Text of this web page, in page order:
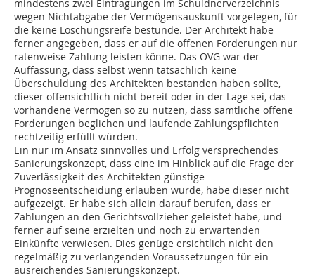
mindestens zwei Eintragungen im Schuldnerverzeichnis
wegen Nichtabgabe der Vermögensauskunft vorgelegen, für
die keine Löschungsreife bestünde. Der Architekt habe
ferner angegeben, dass er auf die offenen Forderungen nur
ratenweise Zahlung leisten könne. Das OVG war der
Auffassung, dass selbst wenn tatsächlich keine
Überschuldung des Architekten bestanden haben sollte,
dieser offensichtlich nicht bereit oder in der Lage sei, das
vorhandene Vermögen so zu nutzen, dass sämtliche offene
Forderungen beglichen und laufende Zahlungspflichten
rechtzeitig erfüllt würden.
Ein nur im Ansatz sinnvolles und Erfolg versprechendes
Sanierungskonzept, dass eine im Hinblick auf die Frage der
Zuverlässigkeit des Architekten günstige
Prognoseentscheidung erlauben würde, habe dieser nicht
aufgezeigt. Er habe sich allein darauf berufen, dass er
Zahlungen an den Gerichtsvollzieher geleistet habe, und
ferner auf seine erzielten und noch zu erwartenden
Einkünfte verwiesen. Dies genüge ersichtlich nicht den
regelmäßig zu verlangenden Voraussetzungen für ein
ausreichendes Sanierungskonzept.